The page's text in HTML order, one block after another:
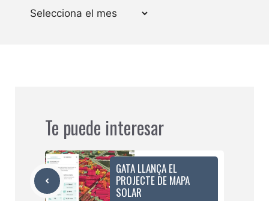
Arxius
Te puede interesar
GATA LLANÇA EL
PROJECTE DE MAPA
SOLAR